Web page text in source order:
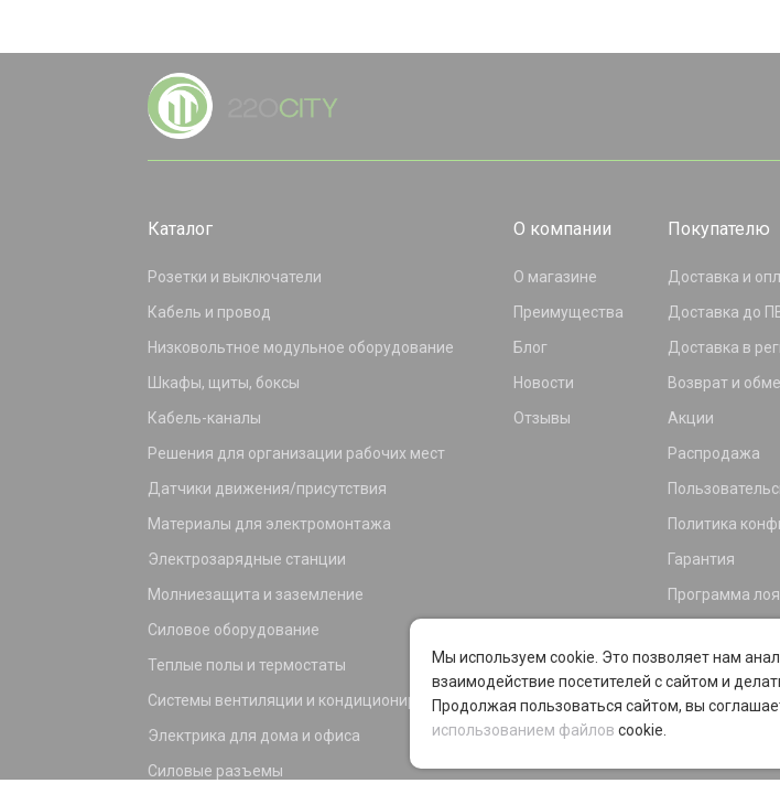
Каталог
Розетки и выключатели
Кабель и провод
Низковольтное модульное оборудование
Шкафы, щиты, боксы
Кабель-каналы
Решения для организации рабочих мест
Датчики движения/присутствия
Материалы для электромонтажа
Электрозарядные станции
Молниезащита и заземление
Силовое оборудование
Теплые полы и термостаты
Системы вентиляции и кондиционирования
Электрика для дома и офиса
Силовые разъемы
О компании
О магазине
Преимущества
Блог
Новости
Отзывы
Покупателю
Доставка и
Доставка до
Доставка в
Возврат и
Акции
Распродажа
Политика
Гарантия
Программа
Мы используем cookie. Это позволяет нам
взаимодействие посетителей с сайтом и
Продолжая пользоваться сайтом, вы
использованием файлов cookie.